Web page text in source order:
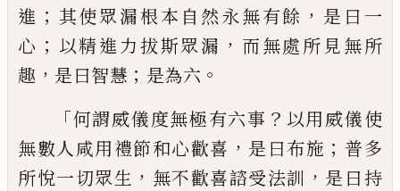
進 ； 其使眾漏根本自然永無有餘 ， 是曰一
心 ； 以精進力拔斯眾漏 ， 而無處所見無所
趣 ， 是曰智慧 ； 是為六 。
「何謂威儀度無極有六事 ？ 以用威儀使
無數人咸用禮節和心歡喜 ， 是曰布施 ； 普多
所悅一切眾生 ， 無不歡喜諮受法訓 ， 是曰持